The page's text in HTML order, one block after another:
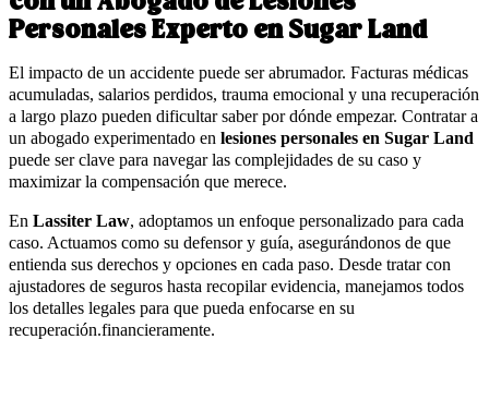
Personales Experto en Sugar Land
El impacto de un accidente puede ser abrumador. Facturas médicas
acumuladas, salarios perdidos, trauma emocional y una recuperación
a largo plazo pueden dificultar saber por dónde empezar. Contratar a
un abogado experimentado en lesiones personales en Sugar Land
puede ser clave para navegar las complejidades de su caso y
maximizar la compensación que merece.
En Lassiter Law, adoptamos un enfoque personalizado para cada
caso. Actuamos como su defensor y guía, asegurándonos de que
entienda sus derechos y opciones en cada paso. Desde tratar con
ajustadores de seguros hasta recopilar evidencia, manejamos todos
los detalles legales para que pueda enfocarse en su
recuperación.financieramente.